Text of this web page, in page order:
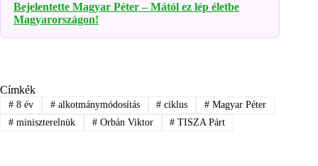
Bejelentette Magyar Péter – Mától ez lép életbe
Magyarországon!
Címkék
#8 év #alkotmánymódosítás # ciklus # Magyar Péter
#miniszterelnük #Orbán Viktor # TISZA Párt